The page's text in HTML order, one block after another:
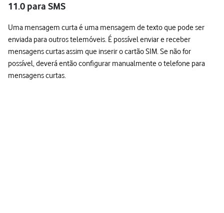
11.0 para SMS
Uma mensagem curta é uma mensagem de texto que pode ser
enviada para outros telemóveis. É possível enviar e receber
mensagens curtas assim que inserir o cartão SIM. Se não for
possível, deverá então configurar manualmente o telefone para
mensagens curtas.